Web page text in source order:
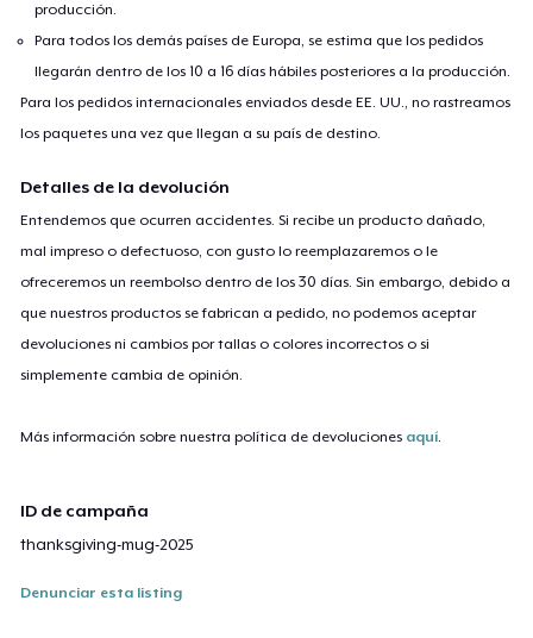
producción.
Para todos los demás países de Europa, se estima que los pedidos
llegarán dentro de los 10 a 16 días hábiles posteriores a la producción.
Para los pedidos internacionales enviados desde EE. UU., no rastreamos
los paquetes una vez que llegan a su país de destino.
Detalles de la devolución
Entendemos que ocurren accidentes. Si recibe un producto dañado,
mal impreso o defectuoso, con gusto lo reemplazaremos o le
ofreceremos un reembolso dentro de los 30 días. Sin embargo, debido a
que nuestros productos se fabrican a pedido, no podemos aceptar
devoluciones ni cambios por tallas o colores incorrectos o si
simplemente cambia de opinión.
Más información sobre nuestra política de devoluciones aquí.
ID de campaña
thanksgiving-mug-2025
Denunciar esta listing